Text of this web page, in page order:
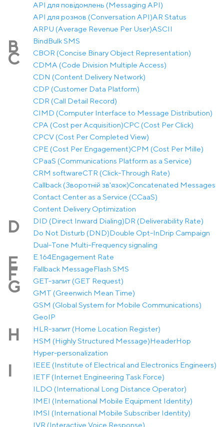
API для повідомлень (Messaging API)
API для розмов (Conversation API)AR Status
ARPU (Average Revenue Per User)ASCII
B BindBulk SMS
C
CBOR (Concise Binary Object Representation)
CDMA (Code Division Multiple Access)
CDN (Content Delivery Network)
CDP (Customer Data Platform)
CDR (Call Detail Record)
CIMD (Computer Interface to Message Distribution)
CPA (Cost per Acquisition)CPC (Cost Per Click)
CPCV (Cost Per Completed View)
CPE (Cost Per Engagement)CPM (Cost Per Mille)
CPaaS (Communications Platform as a Service)
CRM softwareCTR (Click-Through Rate)
Callback (Зворотній зв'язок)Concatenated Messages
Contact Center as a Service (CCaaS)
Content Delivery Optimization
D DID (Direct Inward Dialing)DR (Deliverability Rate)
Do Not Disturb (DND)Double Opt-InDrip Campaign
Dual-Tone Multi-Frequency signaling
E E.164Engagement Rate
F Fallback MessageFlash SMS
G
GET-запит (GET Request)
GMT (Greenwich Mean Time)
GSM (Global System for Mobile Communications)
GeoIP
H
HLR-запит (Home Location Register)
HSM (Highly Structured Message)HeaderHop
Hyper-personalization
I
IEEE (Institute of Electrical and Electronics Engineers)
IETF (Internet Engineering Task Force)
ILDO (International Long Distance Operator)
IMEI (International Mobile Equipment Identity)
IMSI (International Mobile Subscriber Identity)
IVR (Interactive Voice Response)